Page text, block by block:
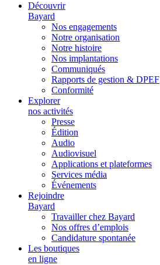
Découvrir
Bayard
Nos engagements
Notre organisation
Notre histoire
Nos implantations
Communiqués
Rapports de gestion & DPEF
Conformité
Explorer
nos activités
Presse
Édition
Audio
Audiovisuel
Applications et plateformes
Services média
Événements
Rejoindre
Bayard
Travailler chez Bayard
Nos offres d’emplois
Candidature spontanée
Les boutiques
en ligne